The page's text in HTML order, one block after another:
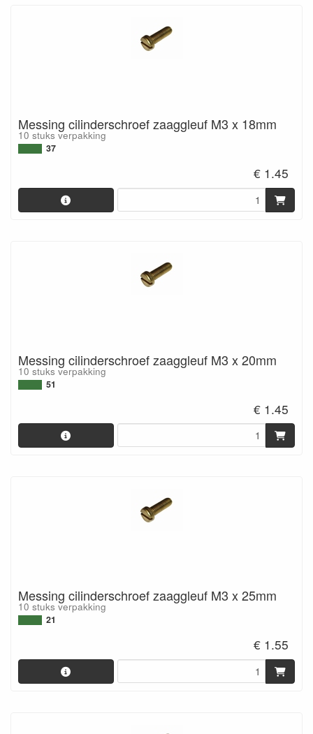
Messing cilinderschroef zaaggleuf M3 x 18mm
10 stuks verpakking
37
€ 1.45
Messing cilinderschroef zaaggleuf M3 x 20mm
10 stuks verpakking
51
€ 1.45
Messing cilinderschroef zaaggleuf M3 x 25mm
10 stuks verpakking
21
€ 1.55